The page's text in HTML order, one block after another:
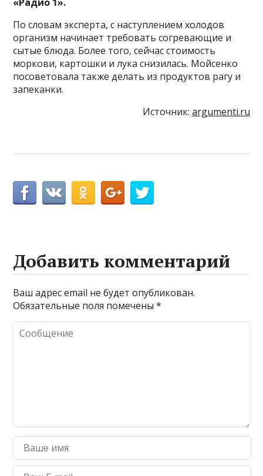
По словам эксперта, с наступлением холодов
организм начинает требовать согревающие и
сытые блюда. Более того, сейчас стоимость
моркови, картошки и лука снизилась. Мойсенко
посоветовала также делать из продуктов рагу и
запеканки.
Источник: argumenti.ru
Добавить комментарий
Ваш адрес email не будет опубликован.
Обязательные поля помечены*